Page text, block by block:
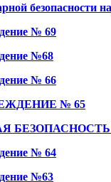
безопасноcти
№ 69
№68
№ 66
№ 65
№ 64
№63